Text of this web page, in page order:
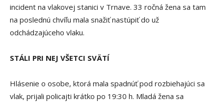
incident na vlakovej stanici v Trnave. 33 ročná žena sa tam
na poslednú chvíľu mala snažiť nastúpiť do už
odchádzajúceho vlaku.
STÁLI PRI NEJ VŠETCI SVÄTÍ
Hlásenie o osobe, ktorá mala spadnúť pod rozbiehajúci sa
vlak, prijali policajti krátko po 19:30 h. Mladá žena sa